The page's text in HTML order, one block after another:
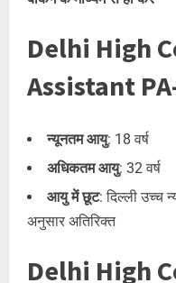
Delhi High
Assistant
न्यूनतम आयु: 18 वर्ष
अधिकतम आयु: 32 वर्ष
आयु में छूट: दिल्ली उच्च
अनुसार अतिरिक्त
Delhi High